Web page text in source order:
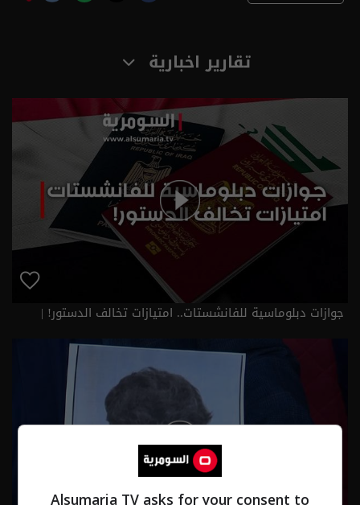
تقارير اخبارية
جوازات دبلوماسية للفانشستات.. امتيازات تخالف الدستور! |
تقارير اخبارية
Alsumaria TV asks for your consent to